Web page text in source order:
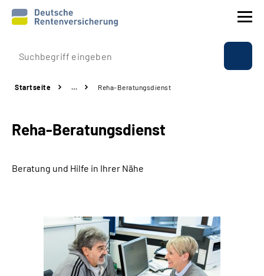
Prävention
Rente
Beratung & Kontakt
Über uns & Presse
Online-Services
Startseite … Reha-Beratungsdienst
Reha-Beratungsdienst
Beratung und Hilfe in Ihrer Nähe